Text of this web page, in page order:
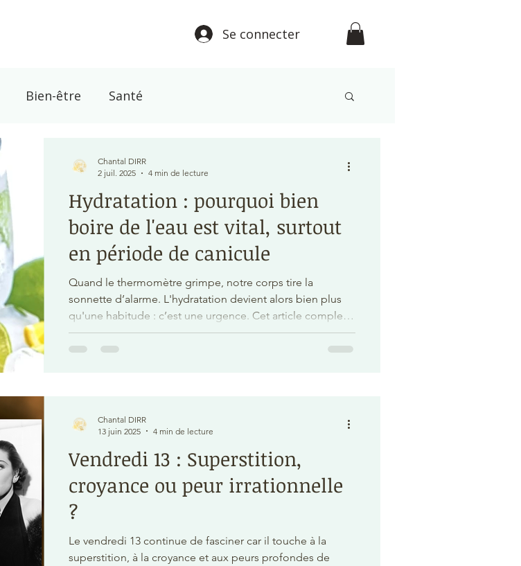
Se connecter
Bien-être Santé
Hydratation : pourquoi bien
boire de l'eau est vital, surtout
en période de canicule
Quand le thermomètre grimpe, notre corps tire la
sonnette d’alarme. L'hydratation devient alors bien plus
qu'une habitude : c’est une urgence. Cet article complet
va vous expliquer pourquoi l’hydratation est cruciale,
comment bien boire au quotidien, et quoi faire en
Chantal DIRR
2 juil. 2025
4 min de lecture
Vendredi 13 : Superstition,
croyance ou peur irrationnelle
?
Le vendredi 13 continue de fasciner car il touche à la
superstition, à la croyance et aux peurs profondes de
Chantal DIRR
13 juin 2025
4 min de lecture